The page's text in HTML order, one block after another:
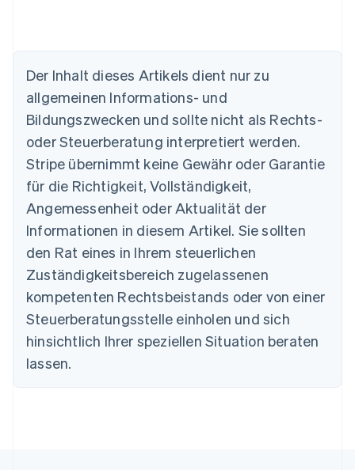
Der Inhalt dieses Artikels dient nur zu
allgemeinen Informations- und
Bildungszwecken und sollte nicht als Rechts-
oder Steuerberatung interpretiert werden.
Stripe übernimmt keine Gewähr oder Garantie
für die Richtigkeit, Vollständigkeit,
Angemessenheit oder Aktualität der
Informationen in diesem Artikel. Sie sollten
den Rat eines in Ihrem steuerlichen
Zuständigkeitsbereich zugelassenen
kompetenten Rechtsbeistands oder von einer
Steuerberatungsstelle einholen und sich
hinsichtlich Ihrer speziellen Situation beraten
lassen.
Australien
English
Nederlands FrançaisDeutschEnglish
Brasilien
English
Bulgarien
English
Dänemark
Deutschland
DeutschEnglish
Estland
English
Festlandchina
简体中文
EnglishSvenska